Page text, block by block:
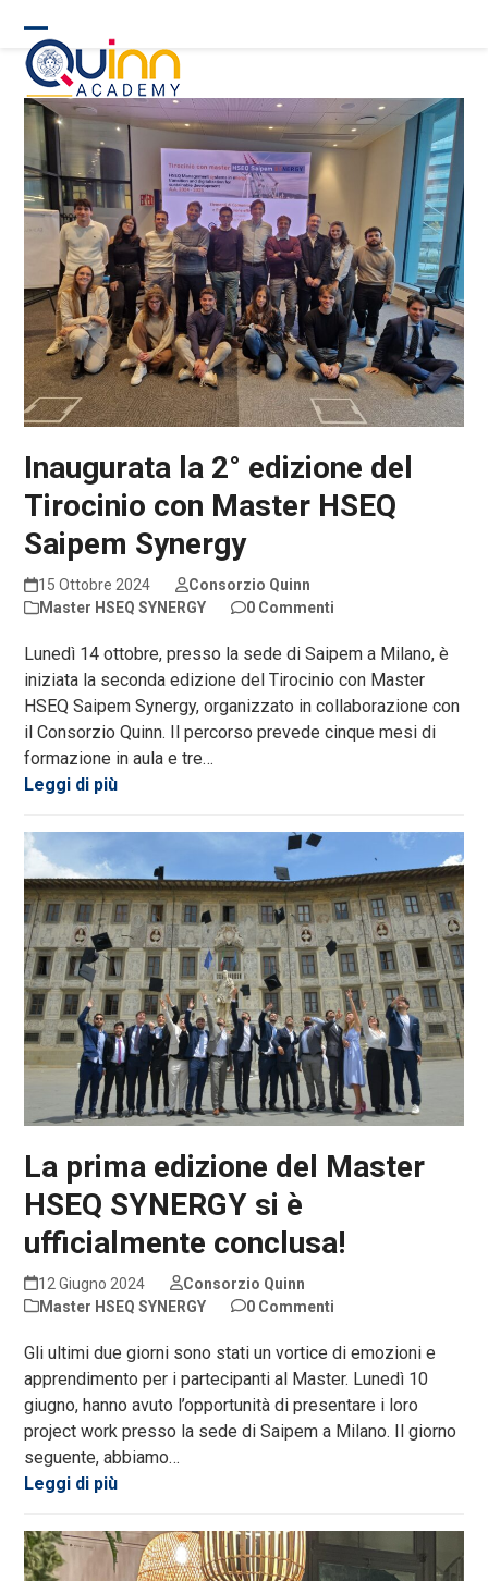
content
Open
mobile
menu
Close
mobile
menu
Inaugurata la 2° edizione del
Tirocinio con Master HSEQ
Saipem Synergy
15 Ottobre 2024
Consorzio Quinn
Master HSEQ SYNERGY
0 Commenti
Lunedì 14 ottobre, presso la sede di Saipem a Milano, è
iniziata la seconda edizione del Tirocinio con Master
HSEQ Saipem Synergy, organizzato in collaborazione con
il Consorzio Quinn. Il percorso prevede cinque mesi di
formazione in aula e tre…
Leggi di più
La prima edizione del Master
HSEQ SYNERGY si è
ufficialmente conclusa!
12 Giugno 2024
Consorzio Quinn
Master HSEQ SYNERGY
0 Commenti
Gli ultimi due giorni sono stati un vortice di emozioni e
apprendimento per i partecipanti al Master. Lunedì 10
giugno, hanno avuto l’opportunità di presentare i loro
project work presso la sede di Saipem a Milano. Il giorno
seguente, abbiamo…
Leggi di più